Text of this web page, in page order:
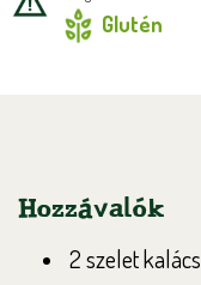
Glutén
Hozzávalók
2 szelet kalács